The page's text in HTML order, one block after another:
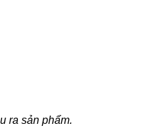
ra sản phẩm.